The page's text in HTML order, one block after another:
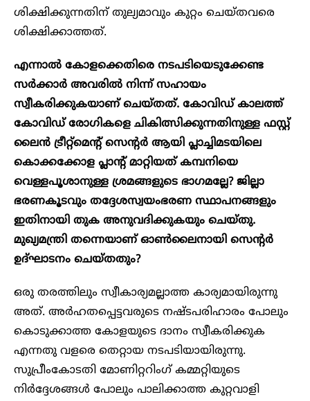
ശിക്ഷിക്കുന്നതിന് തുല്യമാവും കുറ്റം ചെയ്തവരെ
ശിക്ഷിക്കാത്തത്.
എന്നാല്‍ കോളക്കെതിരെ നടപടിയെടുക്കേണ്ട
സര്‍ക്കാര്‍ അവരില്‍ നിന്ന് സഹായം
സ്വീകരിക്കുകയാണ് ചെയ്തത്. കോവിഡ് കാലത്ത്
കോവിഡ് രോ​ഗികളെ ചികിത്സിക്കുന്നതിനുള്ള ഫസ്റ്റ്
ലൈന്‍ ട്രീറ്റ്മെന്‍റ് സെന്‍റര്‍ ആയി പ്ലാച്ചിമടയിലെ
കൊക്കക്കോള പ്ലാന്റ് മാറ്റിയത് കമ്പനിയെ
വെള്ളപൂശാനുള്ള ശ്രമങ്ങളുടെ ഭാഗമല്ലേ? ജില്ലാ
ഭരണകൂടവും തദ്ദേശസ്വയംഭരണ സ്ഥാപനങ്ങളും
ഇതിനായി തുക അനുവദിക്കുകയും ചെയ്തു.
മുഖ്യമന്ത്രി തന്നെയാണ്ഓണ്‍ലൈനായി സെന്‍റര്‍
ഉദ്ഘാടനം ചെയ്തതും?
ഒരു തരത്തിലും സ്വീകാര്യമല്ലാത്ത കാര്യമായിരുന്നു
അത്. അര്‍ഹതപ്പെട്ടവരുടെ നഷ്ടപരിഹാരം പോലും
കൊടുക്കാത്ത കോളയുടെ ദാനം സ്വീകരിക്കുക
എന്നതു വളരെ തെറ്റായ നടപടിയായിരുന്നു.
സുപ്രീംകോടതി മോണിറ്ററിം​ഗ് കമ്മറ്റിയുടെ
നിര്‍ദ്ദേശങ്ങള്‍ പോലും പാലിക്കാത്ത കുറ്റവാളി